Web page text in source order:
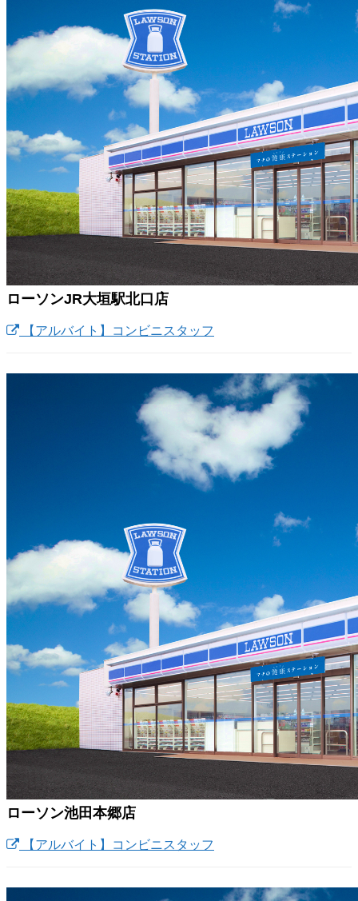
ローソンJR大垣駅北口店
【アルバイト】コンビニスタッフ
ローソン池田本郷店
【アルバイト】コンビニスタッフ